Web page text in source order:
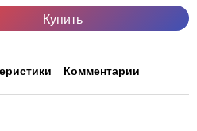
Купить
Комментарии